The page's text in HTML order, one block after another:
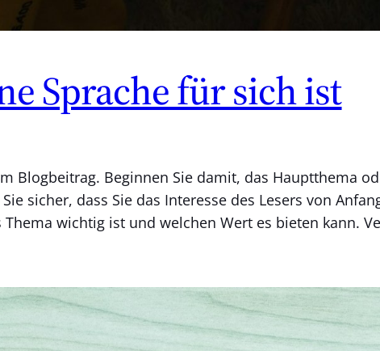
Sprache für sich ist
Blogbeitrag. Beginnen Sie damit, das Hauptthema
sicher, dass Sie das Interesse des Lesers von
wichtig ist und welchen Wert es bieten kann.